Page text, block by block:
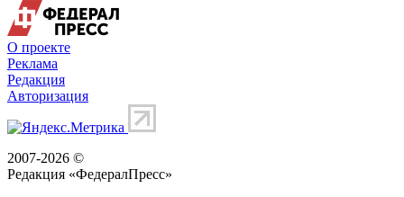
О проекте
Реклама
Редакция
Авторизация
2007-2026 ©
Редакция «ФедералПресс»